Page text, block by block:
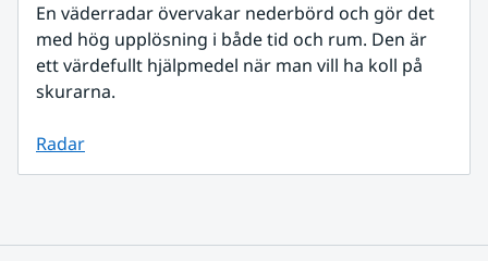
En väderradar övervakar nederbörd och gör det
med hög upplösning i både tid och rum. Den är
ett värdefullt hjälpmedel när man vill ha koll på
skurarna.
Radar